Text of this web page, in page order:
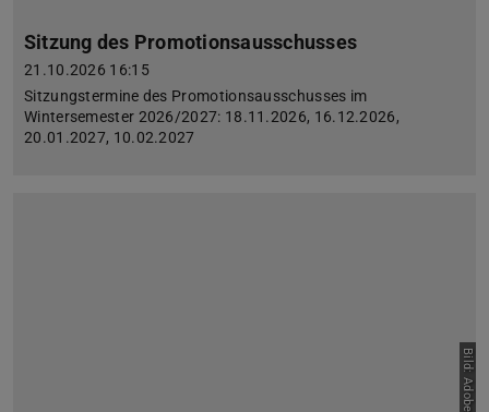
Sitzung des Promotionsausschusses
21.10.2026 16:15
Sitzungstermine des Promotionsausschusses im
Wintersemester 2026/2027: 18.11.2026, 16.12.2026,
20.01.2027, 10.02.2027